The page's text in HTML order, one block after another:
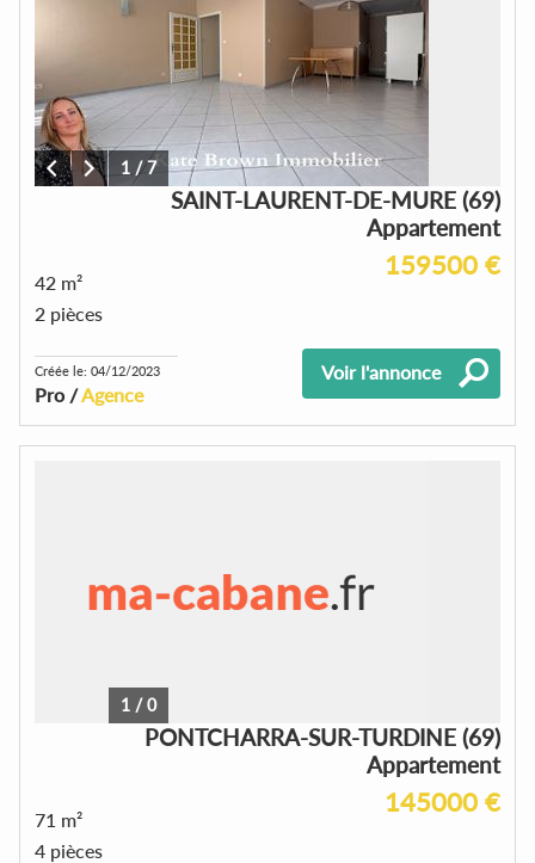
1 /7
SAINT-LAURENT-DE-MURE (69)
Appartement
159500 €
42 m²
2 pièces
Créée le: 04/12/2023
Pro /Agence
Voir l'annonce
1 /0
PONTCHARRA-SUR-TURDINE (69)
Appartement
145000 €
71 m²
4 pièces